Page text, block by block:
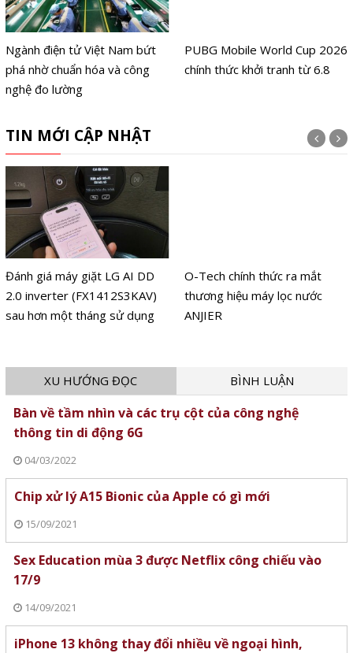
Ngành điện tử Việt Nam bứt
phá nhờ chuẩn hóa và công
nghệ đo lường
PUBG Mobile World Cup 2026
chính thức khởi tranh từ 6.8
TIN MỚI CẬP NHẬT
Đánh giá máy giặt LG AI DD
2.0 inverter (FX1412S3KAV)
sau hơn một tháng sử dụng
O-Tech chính thức ra mắt
thương hiệu máy lọc nước
ANJIER
XU HƯỚNG ĐỌC BÌNH LUẬN
Bàn về tầm nhìn và các trụ cột của công nghệ
thông tin di động 6G
04/03/2022
Chip xử lý A15 Bionic của Apple có gì mới
15/09/2021
Sex Education mùa 3 được Netflix công chiếu vào
17/9
14/09/2021
iPhone 13 không thay đổi nhiều về ngoại hình,